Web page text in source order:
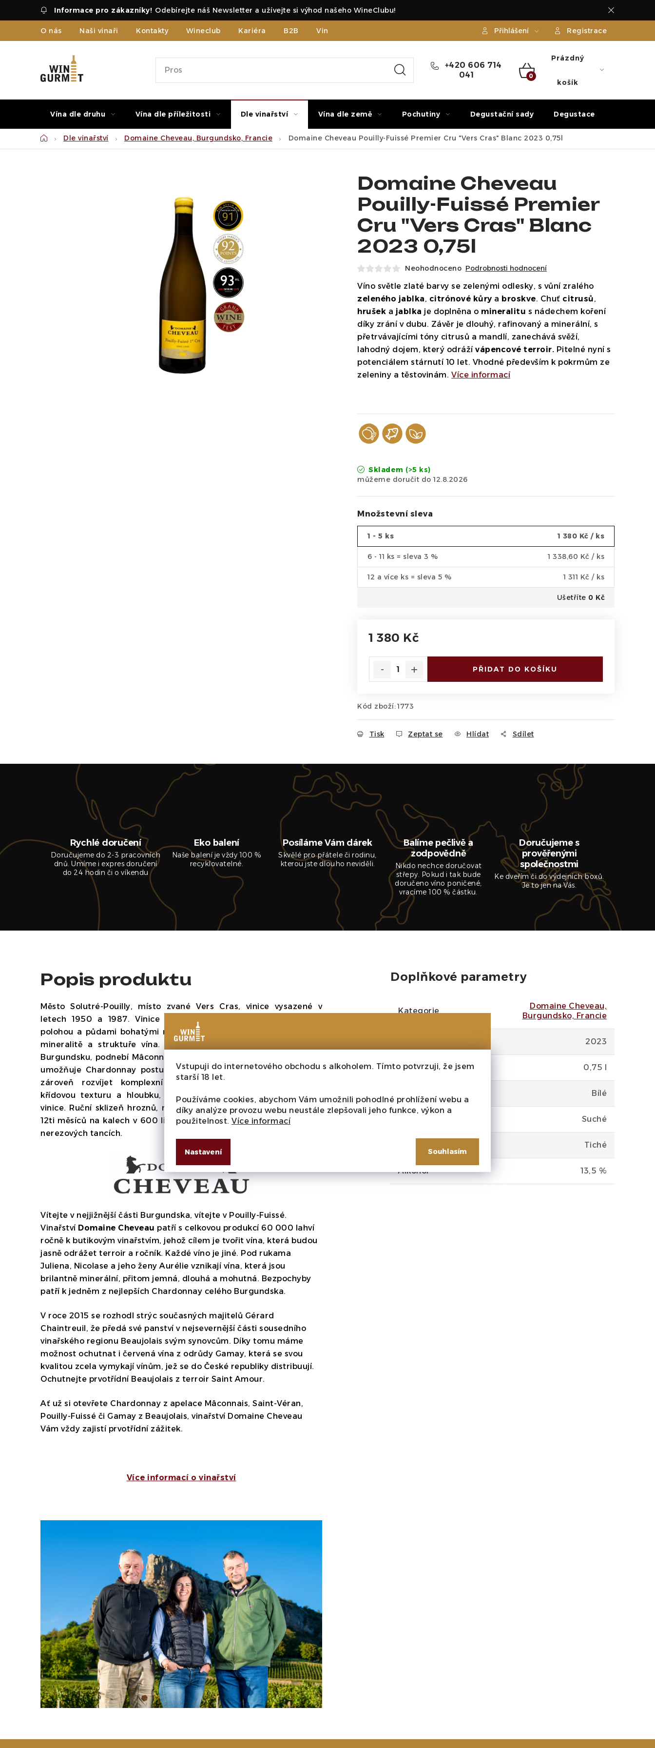
Vstupuji do internetového obchodu s alkoholem. Tímto potvrzuji, že jsem
starší 18 let.
Používáme cookies, abychom Vám umožnili pohodlné prohlížení webu a
díky analýze provozu webu neustále zlepšovali jeho funkce, výkon a
použitelnost. Více informací
Nastavení Souhlasím
Odebírejte náš Newsletter a užívejte si výhod našeho WineClubu!
O nás Naši vinaři Kontakty Wineclub Kariéra B2B Vinné zážitky Přihlášení Registrace
+420 606 714
041
NÁKUPNÍ
Prázdný
košík
Vína dle druhu Vína dle příležitosti Dle vinařství Vína dle země Pochutiny Degustační sady Degustace
DomůDle vinařství Domaine Cheveau, Burgundsko, Francie Domaine Cheveau Pouilly-Fuissé Premier Cru "Vers Cras" Blanc 2023 0,75l
Domaine Cheveau
Pouilly-Fuissé Premier
Cru "Vers Cras" Blanc
2023 0,75l
Neohodnoceno Podrobnosti hodnocení
Víno světle zlaté barvy se zelenými odlesky, s vůní zralého
zeleného jablka, citrónové kůry a broskve. Chuť citrusů,
hrušek a jablka je doplněna o mineralitu s nádechem koření
díky zrání v dubu. Závěr je dlouhý, rafinovaný a minerální, s
přetrvávajícími tóny citrusů a mandlí, zanechává svěží,
lahodný dojem, který odráží vápencové terroir. Pitelné nyní s
potenciálem stárnutí 10 let. Vhodné především k pokrmům ze
zeleniny a těstovinám. Více informací
Skladem (>5 ks)
12.8.2026
Množstevní sleva
1 - 5 ks 1 380 Kč / ks
6 - 11 ks = sleva 3 % 1 338,60 Kč / ks
12 a více ks = sleva 5 % 1 311 Kč / ks
Ušetříte 0 Kč
1 380 Kč
PŘIDAT DO KOŠÍKU
Kód zboží:1773
Tisk Zeptat se Hlídat Sdílet
Rychlé doručení
Doručujeme do 2-3 pracovních
dnů. Umíme i expres doručení
do 24 hodin či o víkendu
Eko balení
Naše balení je vždy 100 %
recyklovatelné.
Posíláme Vám dárek
Skvělé pro přátele či rodinu,
kterou jste dlouho neviděli.
Balíme pečlivě a
zodpovědně
Nikdo nechce doručovat
střepy. Pokud i tak bude
doručeno víno poničené,
vracíme 100 % částku.
Doručujeme s
prověřenými
společnostmi
Ke dveřím či do výdejních boxů.
Je to jen na Vás.
Popis produktu
Město Solutré-Pouilly, místo zvané Vers Cras, vinice vysazené v
letech 1950 a 1987. Vinice "Vers Cras" se vyznačuje vyvýšenou
polohou a půdami bohatými na vápenec, které přispívají k výrazné
mineralitě a struktuře vína. Nachází se v Pouilly-Fuissé v jižním
Burgundsku, podnebí Mâconnais s teplými dny a chladnými nocemi
umožňuje Chardonnay postupně dozrát, zachovávat si kyselost a
zároveň rozvíjet komplexní chutě. Vápencové půdy poskytují
křídovou texturu a hloubku, což zvýrazňuje terroirový charakter
vinice. Ruční sklizeň hroznů, nečeřené a nefiltrované víno. Po dobu
12ti měsíců na kalech v 600 litrových sudech, následně 12 měsíců v
nerezových tancích.
Vítejte v nejjižnější části Burgundska, vítejte v Pouilly-Fuissé.
Vinařství Domaine Cheveau patří s celkovou produkcí 60 000 lahví
ročně k butikovým vinařstvím, jehož cílem je tvořit vína, která budou
jasně odrážet terroir a ročník. Každé víno je jiné. Pod rukama
Juliena, Nicolase a jeho ženy Aurélie vznikají vína, která jsou
brilantně minerální, přitom jemná, dlouhá a mohutná. Bezpochyby
patří k jedněm z nejlepších Chardonnay celého Burgundska.
V roce 2015 se rozhodl strýc současných majitelů Gérard
Chaintreuil, že předá své panství v nejsevernější části sousedního
vinařského regionu Beaujolais svým synovcům. Díky tomu máme
možnost ochutnat i červená vína z odrůdy Gamay, která se svou
kvalitou zcela vymykají vínům, jež se do České republiky distribuují.
Ochutnejte prvotřídní Beaujolais z terroir Saint Amour.
Ať už si otevřete Chardonnay z apelace Mâconnais, Saint-Véran,
Pouilly-Fuissé či Gamay z Beaujolais, vinařství Domaine Cheveau
Vám vždy zajistí prvotřídní zážitek.
Více informací o vinařství
Doplňkové parametry
Kategorie
Domaine Cheveau,
Burgundsko, Francie
2023
Velikost 0,75 l
Bílé
Suché
Tiché
Alkohol 13,5 %